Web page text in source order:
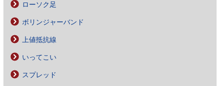
ローソク足
ボリンジャーバンド
上値抵抗線
いってこい
スプレッド